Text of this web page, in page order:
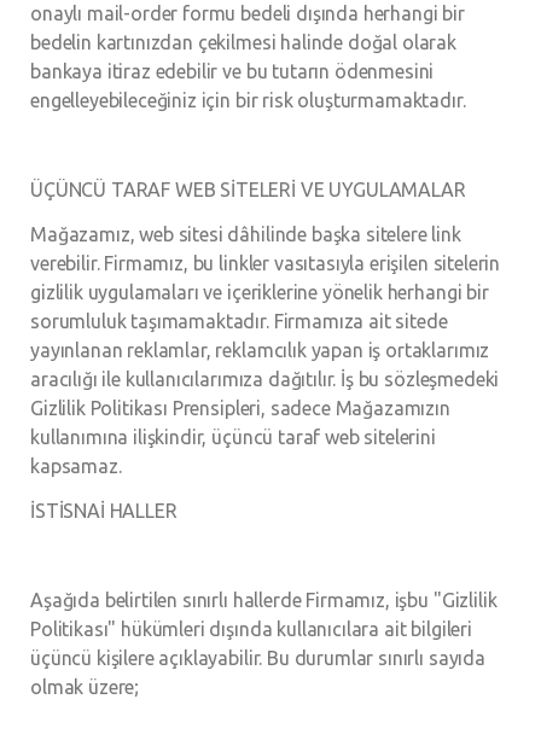
onaylı mail-order formu bedeli dışında herhangi bir
bedelin kartınızdan çekilmesi halinde doğal olarak
bankaya itiraz edebilir ve bu tutarın ödenmesini
engelleyebileceğiniz için bir risk oluşturmamaktadır.
ÜÇÜNCÜ TARAF WEB SİTELERİ VE UYGULAMALAR
Mağazamız, web sitesi dâhilinde başka sitelere link
verebilir. Firmamız, bu linkler vasıtasıyla erişilen sitelerin
gizlilik uygulamaları ve içeriklerine yönelik herhangi bir
sorumluluk taşımamaktadır. Firmamıza ait sitede
yayınlanan reklamlar, reklamcılık yapan iş ortaklarımız
aracılığı ile kullanıcılarımıza dağıtılır. İş bu sözleşmedeki
Gizlilik Politikası Prensipleri, sadece Mağazamızın
kullanımına ilişkindir, üçüncü taraf web sitelerini
kapsamaz.
İSTİSNAİ HALLER
Aşağıda belirtilen sınırlı hallerde Firmamız, işbu "Gizlilik
Politikası" hükümleri dışında kullanıcılara ait bilgileri
üçüncü kişilere açıklayabilir. Bu durumlar sınırlı sayıda
olmak üzere;